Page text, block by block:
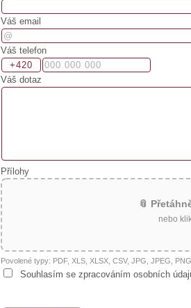
Váš email
Váš telefon
Váš dotaz
Přílohy
📎
nebo
Povolené typy: PDF, XLS, XLSX, CSV, JPG, JPEG,
Souhlasím se zpracováním osobních